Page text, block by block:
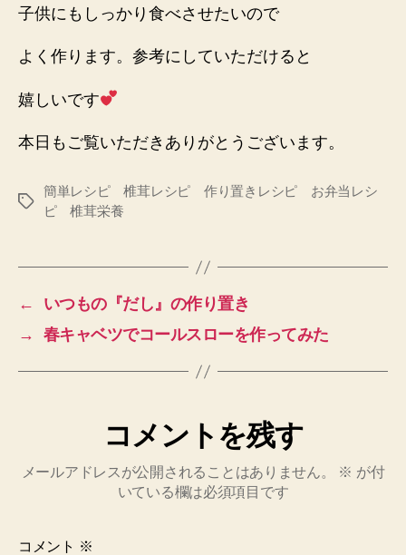
子供にもしっかり食べさせたいので
よく作ります。参考にしていただけると
嬉しいです
本日もご覧いただきありがとうございます。
タ
簡単レシピ 椎茸レシピ 作り置きレシピ お弁当レシ
ピ 椎茸栄養
←
いつもの『だし』の作り置き
→
春キャベツでコールスローを作ってみた
コメントを残す
メールアドレスが公開されることはありません。 ※ が付
いている欄は必須項目です
コメント ※